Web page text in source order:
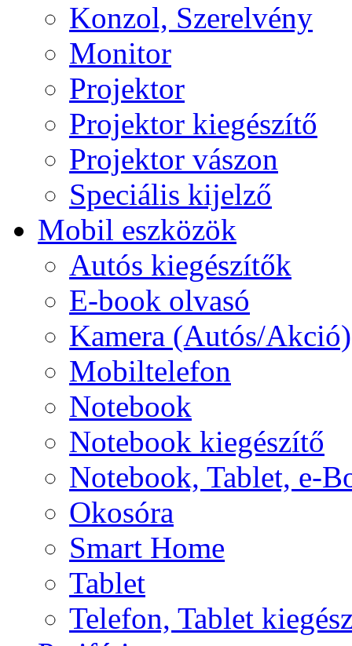
Konzol, Szerelvény
Monitor
Projektor
Projektor kiegészítő
Projektor vászon
Speciális kijelző
Mobil eszközök
Autós kiegészítők
E-book olvasó
Kamera (Autós/Akció)
Mobiltelefon
Notebook
Notebook kiegészítő
Notebook, Tablet, e-
Okosóra
Smart Home
Tablet
Telefon, Tablet